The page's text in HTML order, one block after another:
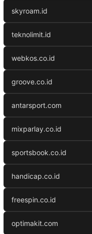
skyroam.id
teknolimit.id
webkos.co.id
groove.co.id
antarsport.com
mixparlay.co.id
sportsbook.co.id
handicap.co.id
freespin.co.id
optimakit.com